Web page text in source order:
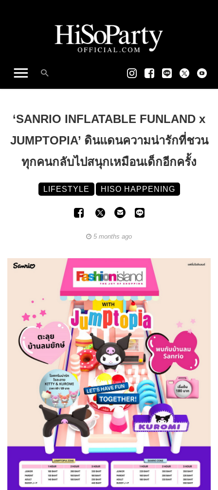
‘SANRIO INFLATABLE FUNLAND x
JUMPTOPIA’ ดินแดนความน่ารักที่ชวน
ทุกคนกลับไปสนุกเหมือนเด็กอีกครั้ง
LIFESTYLE HISO HAPPENING
5 months ago